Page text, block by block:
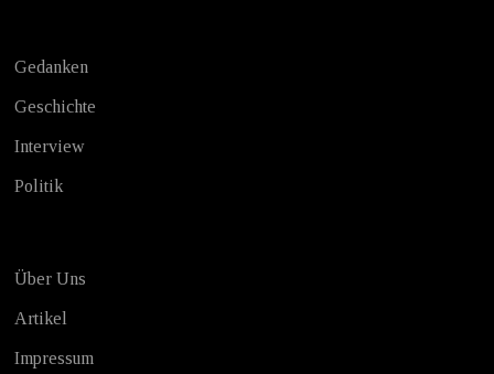
Gedanken
Geschichte
Interview
Politik
Über Uns
Artikel
Impressum